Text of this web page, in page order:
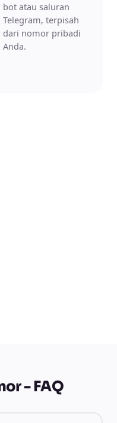
bot atau saluran
Telegram, terpisah
dari nomor pribadi
Anda.
- FAQ